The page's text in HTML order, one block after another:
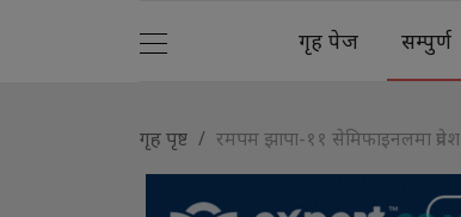
गृह पेज सम्पुर्ण
गृह पृष्ट रमपम झापा-११ सेमिफाइनलमा प्रवेश